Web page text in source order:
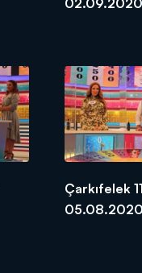
Çarkıfelek
05.08.2020